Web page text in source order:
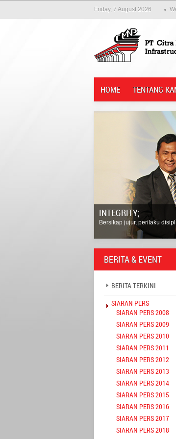
Friday, 7 August 2026
HOME TENTANG
Integrity;
Bersikap jujur, perilaku
BERITA & EVENT
BERITA TERKINI
SIARAN PERS
SIARAN PERS 2008
SIARAN PERS 2009
SIARAN PERS 2010
SIARAN PERS 2011
SIARAN PERS 2012
SIARAN PERS 2013
SIARAN PERS 2014
SIARAN PERS 2015
SIARAN PERS 2016
SIARAN PERS 2017
SIARAN PERS 2018